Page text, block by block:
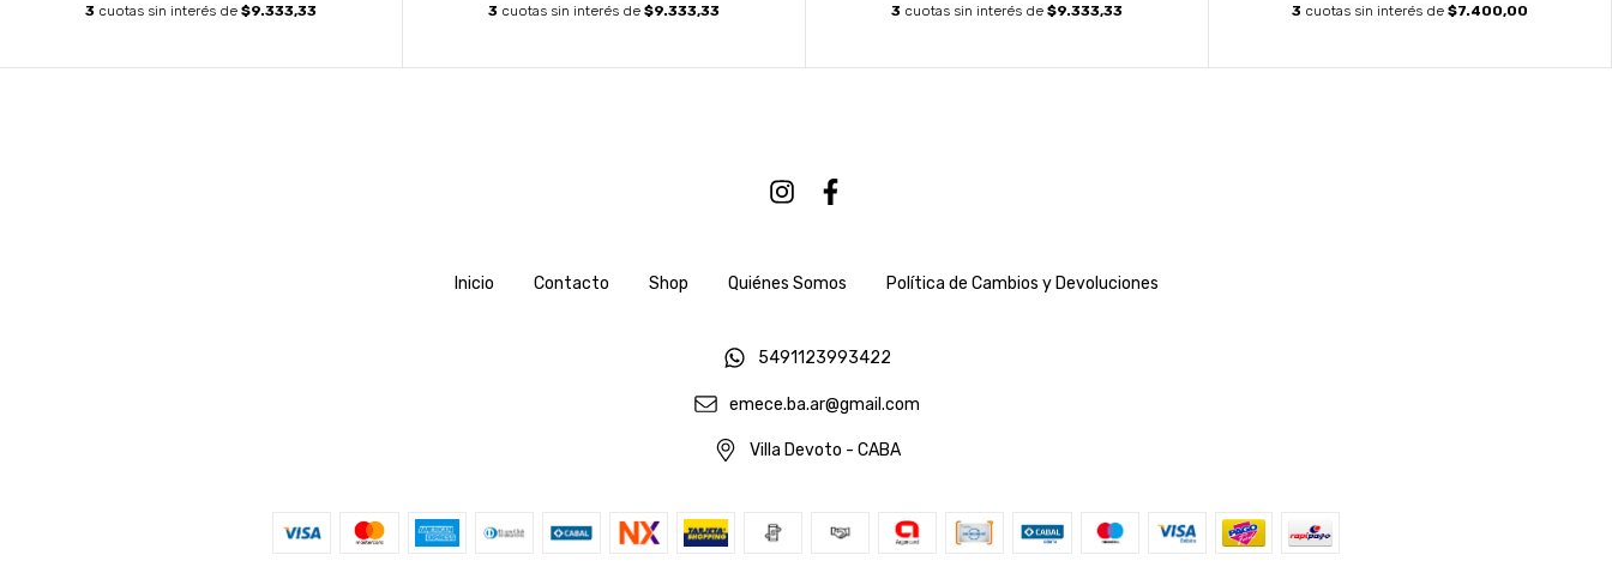
3 cuotas sin interés de $9.333,33 3 cuotas sin interés de $9.333,33 3 cuotas sin interés de $9.333,33 3 cuotas sin interés de $7.400,00
Inicio Contacto Shop Quiénes Somos Política de Cambios y Devoluciones
5491123993422
emece.ba.ar@gmail.com
Villa Devoto - CABA